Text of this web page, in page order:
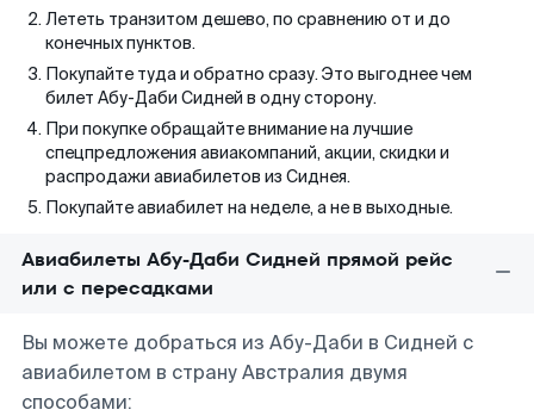
Лететь транзитом дешево, по сравнению от и до
конечных пунктов.
Покупайте туда и обратно сразу. Это выгоднее чем
билет Абу-Даби Сидней в одну сторону.
При покупке обращайте внимание на лучшие
спецпредложения авиакомпаний, акции, скидки и
распродажи авиабилетов из Сиднея.
Покупайте авиабилет на неделе, а не в выходные.
Авиабилеты Абу-Даби Сидней прямой рейс
или с пересадками
Вы можете добраться из Абу-Даби в Сидней с
авиабилетом в страну Австралия двумя
способами: